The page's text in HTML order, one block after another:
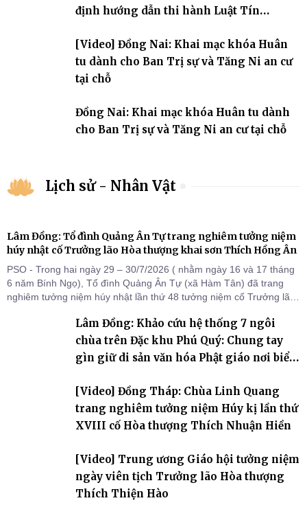
định hướng dẫn thi hành Luật Tín
[Video] Đồng Nai: Khai mạc khóa Huân
tu dành cho Ban Trị sự và Tăng Ni an cư
tại chỗ
Đồng Nai: Khai mạc khóa Huân tu dành
cho Ban Trị sự và Tăng Ni an cư tại chỗ
Lịch sử - Nhân Vật
Lâm Đồng: Tổ đình Quảng Ân Tự trang nghiêm tưởng niệm
húy nhật cố Trưởng lão Hòa thượng khai sơn Thích Hồng Ân
PSO - Trong hai ngày 29 – 30/7/2026 ( nhằm ngày 16 và 17 tháng
6 năm Bính Ngọ), Tổ đình Quảng Ân Tự (xã Hàm Tân) đã trang
nghiêm tưởng niệm húy nhật lần thứ 48 tưởng niệm cố Trưởng lão
Chư Tôn đức Tăng Ni, môn đồ pháp quyến cùng đông đảo thiện tín
Phật tử đã đồng vân tập về đạo tràng, th
Lâm Đồng: Khảo cứu hệ thống 7 ngôi
chùa trên Đặc khu Phú Quý: Chung tay
gìn giữ di sản văn hóa Phật giáo nơi biển
[Video] Đồng Tháp: Chùa Linh Quang
trang nghiêm tưởng niệm Húy kị lần thứ
XVIII cố Hòa thượng Thích Nhuận Hiền
[Video] Trung ương Giáo hội tưởng niệm
ngày viên tịch Trưởng lão Hòa thượng
Thích Thiện Hào